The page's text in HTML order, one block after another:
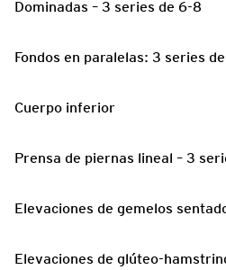
Dominadas – 3 series de 6-8
Fondos en paralelas: 3 series
Cuerpo inferior
Prensa de piernas lineal – 3
Elevaciones de gemelos
Elevaciones de glúteo-